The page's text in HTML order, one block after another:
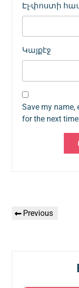
Էլ-փոստի
Կայքէջ
Save my name,
for the next
Previous
Previous